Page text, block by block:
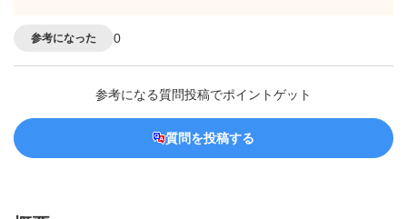
参考になった 0
参考になる質問投稿でポイントゲット
質問を投稿する